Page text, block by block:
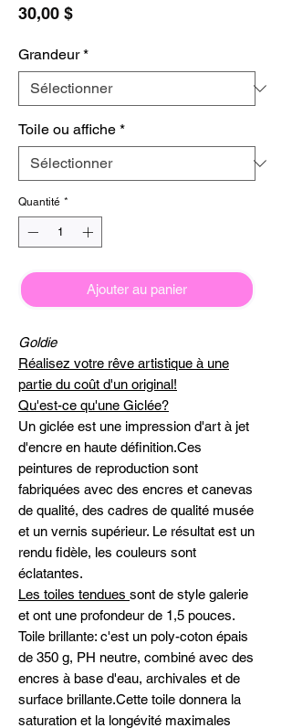
30,00 $Prix
Grandeur *
Toile ou affiche *
Quantité *
Ajouter au panier
Goldie
Réalisez votre rêve artistique à une
partie du coût d'un original!
Qu'est-ce qu'une Giclée?
Un giclée est une impression d'art à jet
d'encre en haute définition.Ces
peintures de reproduction sont
fabriquées avec des encres et canevas
de qualité, des cadres de qualité musée
et un vernis supérieur. Le résultat est un
rendu fidèle, les couleurs sont
éclatantes.
Les toiles tendues sont de style galerie
et ont une profondeur de 1,5 pouces.
Toile brillante: c'est un poly-coton épais
de 350 g, PH neutre, combiné avec des
encres à base d'eau, archivales et de
surface brillante.Cette toile donnera la
saturation et la longévité maximales